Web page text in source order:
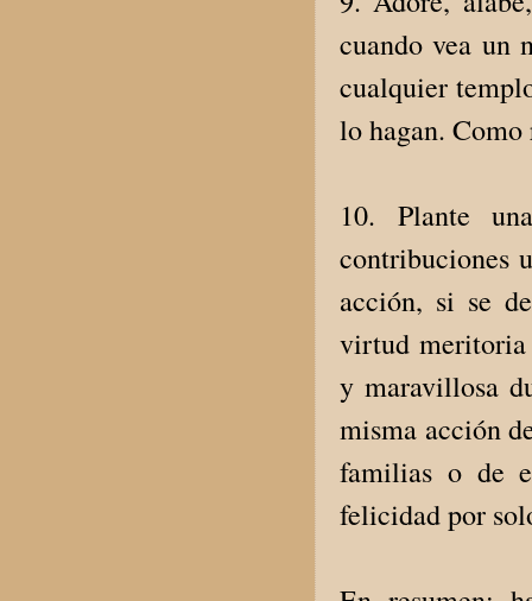
cuando vea un
cualquier
lo hagan. Como
10. Plante
contribuciones
acción, si se
virtud meritoria
y maravillosa
misma acción
familias o de
felicidad por